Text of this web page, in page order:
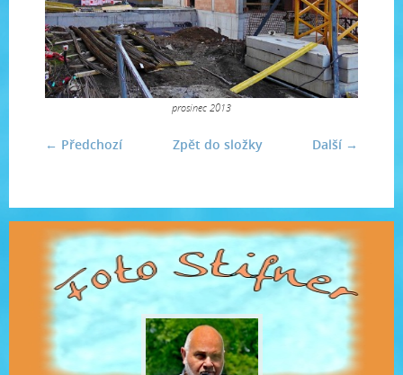
prosinec 2013
← Předchozí Další →
Zpět do složky